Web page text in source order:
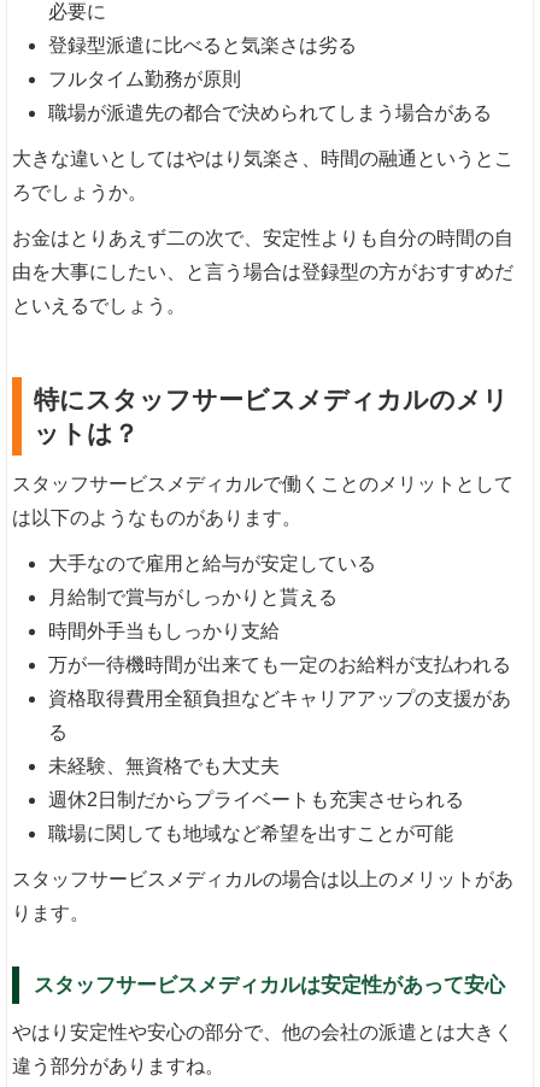
必要に
登録型派遣に比べると気楽さは劣る
フルタイム勤務が原則
職場が派遣先の都合で決められてしまう場合がある
大きな違いとしてはやはり気楽さ、時間の融通というとこ
ろでしょうか。
お金はとりあえず二の次で、安定性よりも自分の時間の自
由を大事にしたい、と言う場合は登録型の方がおすすめだ
といえるでしょう。
特にスタッフサービスメディカルのメリ
ットは？
スタッフサービスメディカルで働くことのメリットとして
は以下のようなものがあります。
大手なので雇用と給与が安定している
月給制で賞与がしっかりと貰える
時間外手当もしっかり支給
万が一待機時間が出来ても一定のお給料が支払われる
資格取得費用全額負担などキャリアアップの支援があ
る
未経験、無資格でも大丈夫
週休2日制だからプライベートも充実させられる
職場に関しても地域など希望を出すことが可能
スタッフサービスメディカルの場合は以上のメリットがあ
ります。
スタッフサービスメディカルは安定性があって安心
やはり安定性や安心の部分で、他の会社の派遣とは大きく
違う部分がありますね。